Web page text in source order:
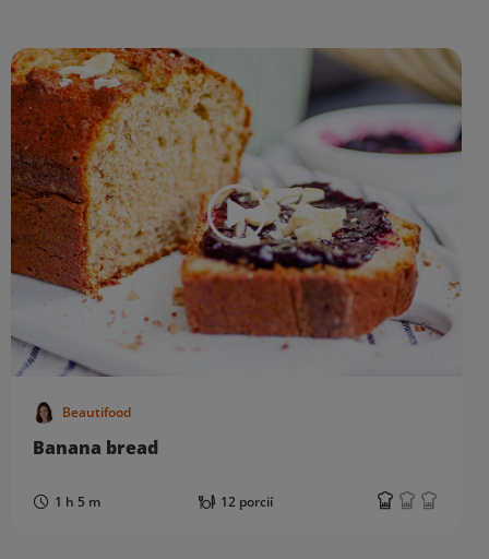
Beautifood
Banana bread
1 h 5 m 12 porcií